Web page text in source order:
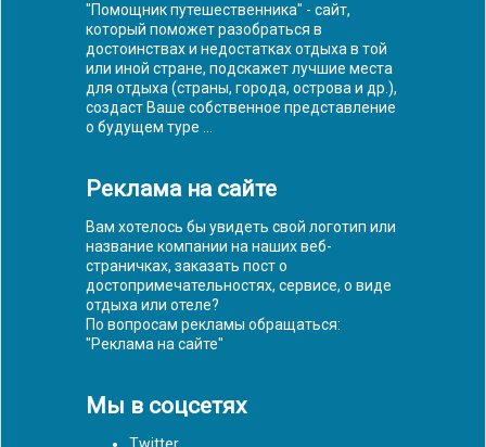
"Помощник путешественника" - сайт,
который поможет разобраться в
достоинствах и недостатках отдыха в той
или иной стране, подскажет лучшие места
для отдыха (страны, города, острова и др.),
создаст Ваше собственное представление
о будущем туре ...
Реклама на сайте
Вам хотелось бы увидеть свой логотип или
название компании на наших веб-
страничках, заказать пост о
достопримечательностях, сервисе, о виде
отдыха или отеле?
По вопросам рекламы обращаться:
"Реклама на сайте"
Мы в соцсетях